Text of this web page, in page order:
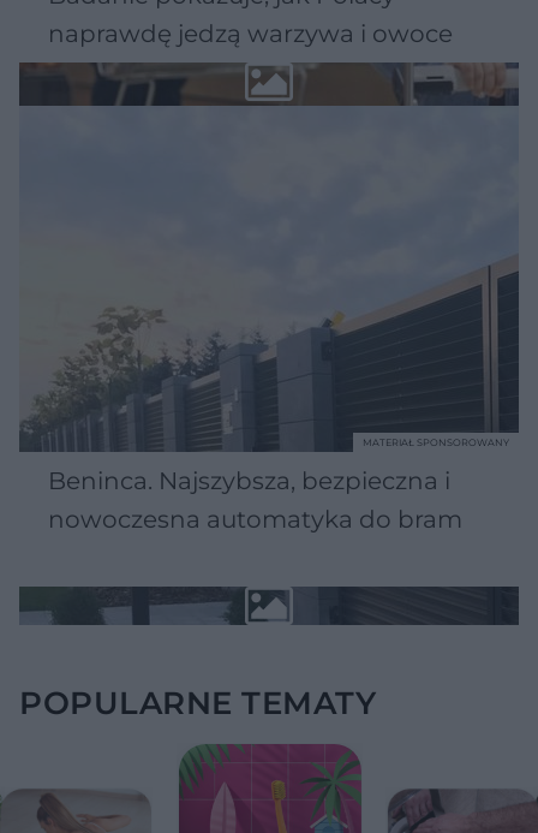
naprawdę jedzą warzywa i owoce
Beninca. Najszybsza, bezpieczna i
nowoczesna automatyka do bram
MATERIAŁ SPONSOROWANY
POPULARNE TEMATY